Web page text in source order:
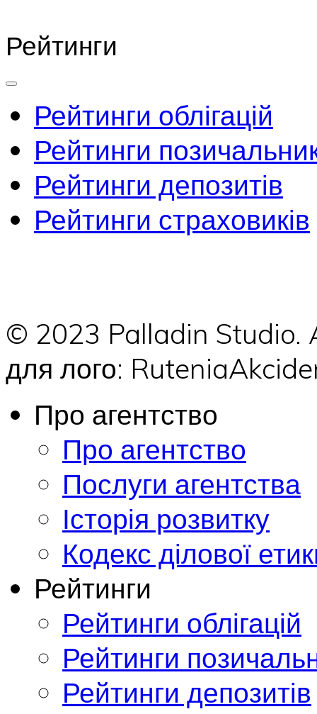
Рейтинги
Рейтинги облігацій
Рейтинги
Рейтинги депозитів
Рейтинги страховиків
© 2023 Palladin
для лого:
Про агентство
Про агентство
Послуги агентства
Історія розвитку
Кодекс ділової
Рейтинги
Рейтинги облігацій
Рейтинги
Рейтинги депозитів